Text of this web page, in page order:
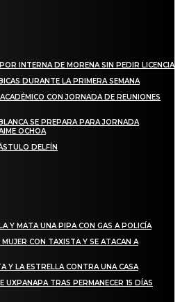
INTERNA DE MORENA SIN PEDIR LICENCIA
DURANTE LA PRIMERA SEMANA
CON JORNADA DE REUNIONES
SE PREPARA PARA JORNADA
OCHOA
DELFÍN
Y MATA UNA PIPA CON GAS A POLICÍA
CON TAXISTA Y SE ATACAN A
Y LA ESTRELLA CONTRA UNA CASA
UXPANAPA TRAS PERMANECER 15 DÍAS